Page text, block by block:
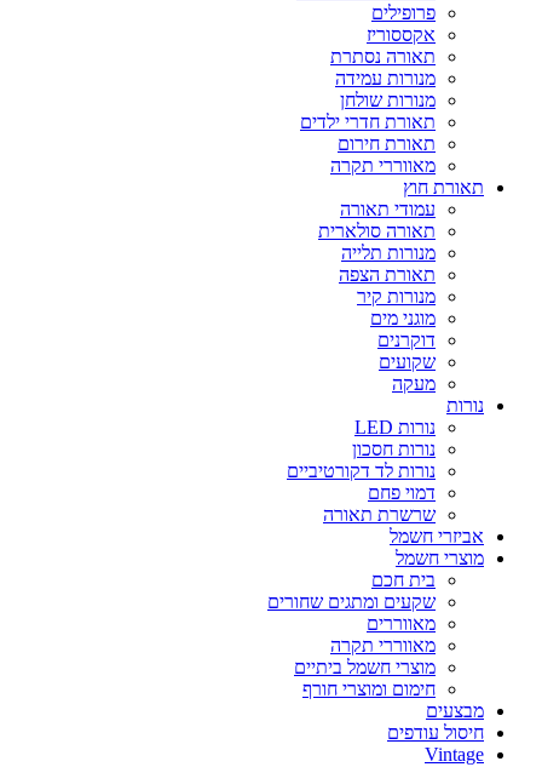
פרופילים
אקססוריז
תאורה נסתרת
מנורות עמידה
מנורות שולחן
תאורת חדרי ילדים
תאורת חירום
מאווררי תקרה
תאורת חוץ
עמודי תאורה
תאורה סולארית
מנורות תלייה
תאורת הצפה
מנורות קיר
מוגני מים
דוקרנים
שקועים
מעקה
נורות
נורות LED
נורות חסכון
נורות לד דקורטיביים
דמוי פחם
שרשרת תאורה
אביזרי חשמל
מוצרי חשמל
בית חכם
שקעים ומתגים שחורים
מאווררים
מאווררי תקרה
מוצרי חשמל ביתיים
חימום ומוצרי חורף
מבצעים
חיסול עודפים
Vintage